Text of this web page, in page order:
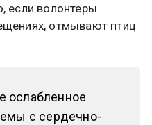
если волонтеры
отмывают птиц
с сердечно-